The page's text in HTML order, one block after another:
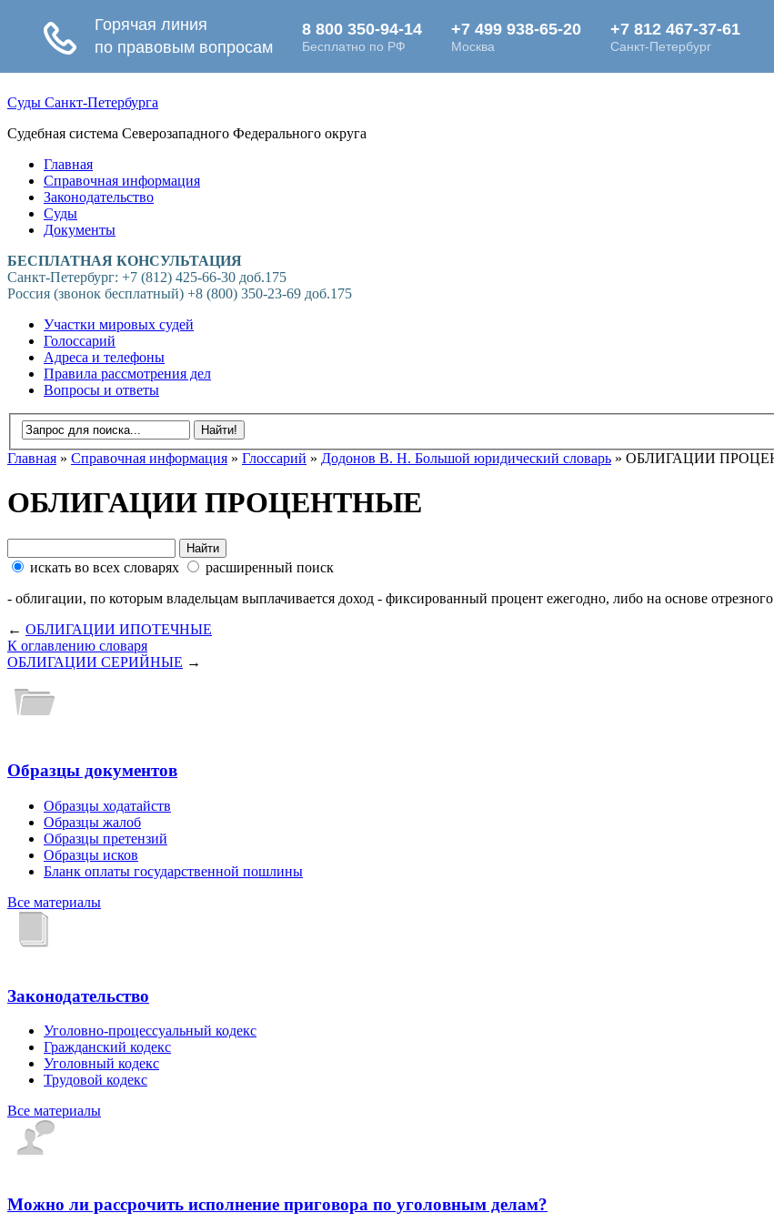
Суды Санкт-Петербурга
Судебная система Северозападного Федерального округа
Главная
Справочная информация
Законодательство
Суды
Документы
БЕСПЛАТНАЯ КОНСУЛЬТАЦИЯ
Санкт-Петербург: +7 (812) 425-66-30 доб.175
Россия (звонок бесплатный) +8 (800) 350-23-69 доб.175
Участки мировых судей
Голоссарий
Адреса и телефоны
Правила рассмотрения дел
Вопросы и ответы
Главная » Справочная информация » Глоссарий » Додонов В. Н. Большой юридический словарь » ОБЛИГАЦИИ
ОБЛИГАЦИИ ПРОЦЕНТНЫЕ
искать во всех словарях
расширенный поиск
- облигации, по которым владельцам выплачивается доход - фиксированный процент ежегодно, либо на основе
← ОБЛИГАЦИИ ИПОТЕЧНЫЕ
К оглавлению словаря
ОБЛИГАЦИИ СЕРИЙНЫЕ →
Образцы документов
Образцы ходатайств
Образцы жалоб
Образцы претензий
Образцы исков
Бланк оплаты государственной пошлины
Все материалы
Законодательство
Уголовно-процессуальный кодекс
Гражданский кодекс
Уголовный кодекс
Трудовой кодекс
Все материалы
Можно ли рассрочить исполнение приговора по уголовным делам?